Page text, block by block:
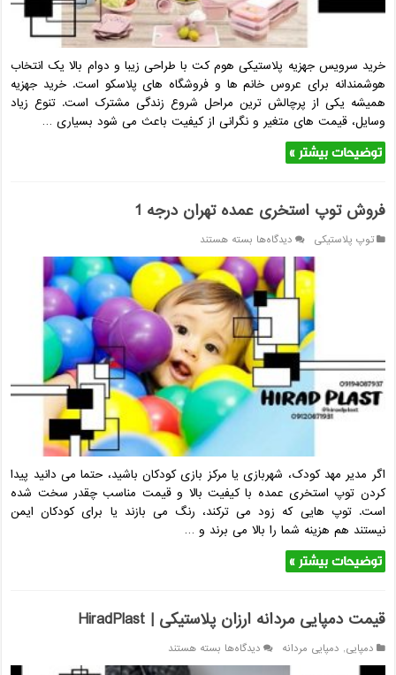
خرید سرویس جهزیه پلاستیکی هوم کت با طراحی زیبا و دوام بالا یک انتخاب
هوشمندانه برای عروس خانم ‌ها و فروشگاه ‌های پلاسکو است. خرید جهزیه
همیشه یکی از پرچالش ‌ترین مراحل شروع زندگی مشترک است. تنوع زیاد
وسایل، قیمت‌ های متغیر و نگرانی از کیفیت باعث می‌ شود بسیاری …
توضیحات بیشتر »
فروش توپ استخری عمده تهران درجه 1
توپ پلاستیکی دیدگاه‌ها برای
فروش
توپ
استخری
عمده
تهران
درجه
1
بسته هستند
اگر مدیر مهد کودک، شهربازی یا مرکز بازی کودکان باشید، حتما می‌ دانید پیدا
کردن توپ استخری عمده با کیفیت بالا و قیمت مناسب چقدر سخت شده
است. توپ ‌هایی که زود می ‌ترکند، رنگ می ‌بازند یا برای کودکان ایمن
نیستند هم هزینه شما را بالا می‌ برند و …
توضیحات بیشتر »
قیمت دمپایی مردانه ارزان پلاستیکی | HiradPlast
دمپایی, دمپایی مردانه دیدگاه‌ها برای
قیمت
بسته هستند